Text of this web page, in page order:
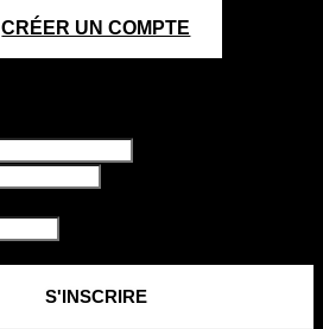
CRÉER UN COMPTE